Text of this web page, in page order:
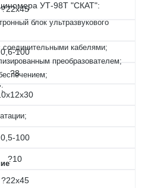
?22х45
0,6-100
?8
0,5-100
?10
?22х45
УТ-98Т "СКАТ":
блок ультразвукового
соединительными кабелями;
преобразователем;